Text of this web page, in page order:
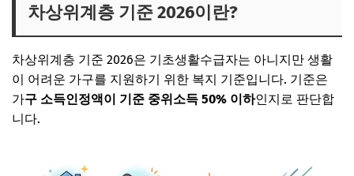
차상위계층 기준 2026이란?
차상위계층 기준 2026은 기초생활수급자는 아니지만 생활
이 어려운 가구를 지원하기 위한 복지 기준입니다. 기준은
가구 소득인정액이 기준 중위소득 50% 이하인지로 판단합
니다.